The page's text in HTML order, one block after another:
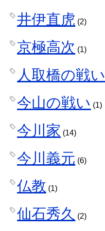
井伊直虎 (2)
京極高次 (1)
人取橋の戦い
今山の戦い (1)
今川家 (14)
今川義元 (6)
仏教 (1)
仙石秀久 (2)